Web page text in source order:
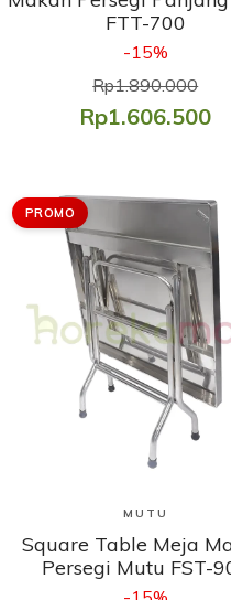
FTT-700
-15%
Rp1.890.000
Rp1.606.500
PROMO
Lihat Produk
MUTU
Square Table Meja
Persegi Mutu FST-